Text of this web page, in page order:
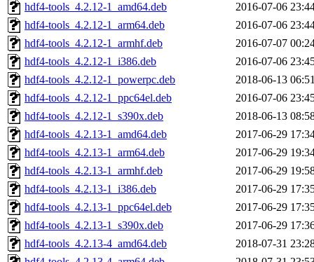
hdf4-tools_4.2.12-1_amd64.deb
2016-07-06
hdf4-tools_4.2.12-1_arm64.deb
2016-07-06
hdf4-tools_4.2.12-1_armhf.deb
2016-07-07
hdf4-tools_4.2.12-1_i386.deb
2016-07-06
hdf4-tools_4.2.12-1_powerpc.deb
2018-06-13
hdf4-tools_4.2.12-1_ppc64el.deb
2016-07-06
hdf4-tools_4.2.12-1_s390x.deb
2018-06-13
hdf4-tools_4.2.13-1_amd64.deb
2017-06-29
hdf4-tools_4.2.13-1_arm64.deb
2017-06-29
hdf4-tools_4.2.13-1_armhf.deb
2017-06-29
hdf4-tools_4.2.13-1_i386.deb
2017-06-29
hdf4-tools_4.2.13-1_ppc64el.deb
2017-06-29
hdf4-tools_4.2.13-1_s390x.deb
2017-06-29
hdf4-tools_4.2.13-4_amd64.deb
2018-07-31